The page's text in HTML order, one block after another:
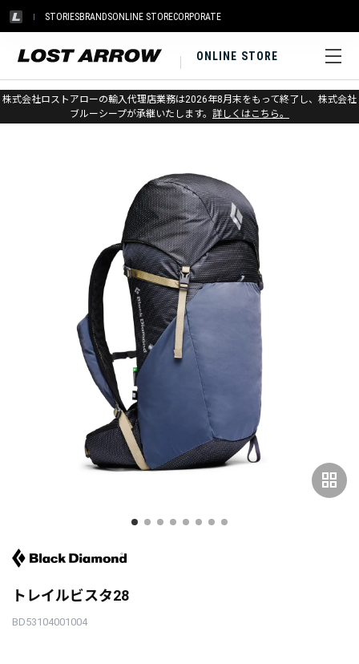
STORIESBRANDSONLINE STORECORPORATE
ONLINE STORE
株式会社ロストアローの輸入代理店業務は2026年8月末をもって終了し、株式会社
ブルーシープが承継いたします。 詳しくはこちら。
ホーム > ブラックダイヤモンド > バックパック & バッグ
登山・アルパイン
grid_view
トレイルビスタ28
BD53104001004